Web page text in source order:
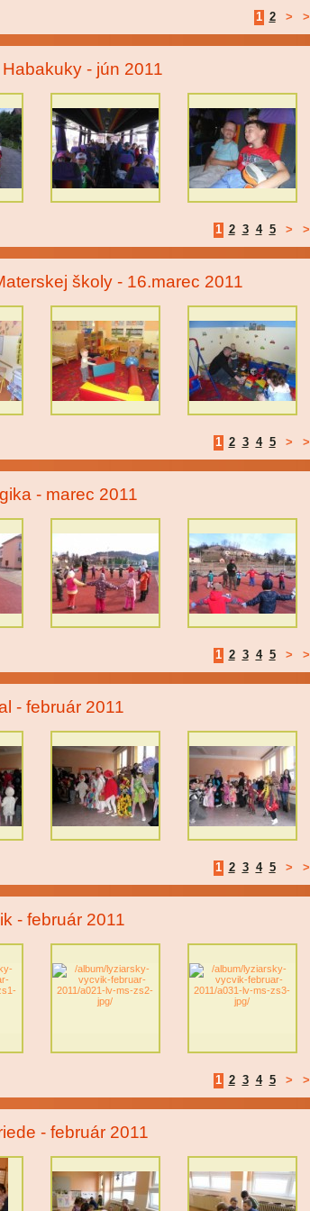
1 2 >
- jún 2011
1 2 3 4 5 >
školy - 16.marec 2011
1 2 3 4 5 >
- marec 2011
1 2 3 4 5 >
- február 2011
1 2 3 4 5 >
- február 2011
1 2 3 4 5 >
- február 2011